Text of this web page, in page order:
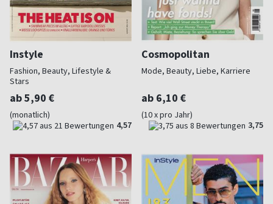
Instyle
Fashion, Beauty, Lifestyle &
Stars
ab 5,90 €
(monatlich)
4,57
Cosmopolitan
Mode, Beauty, Liebe, Karriere
ab 6,10 €
(10 x pro Jahr)
3,75